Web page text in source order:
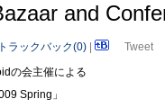
and
トラックバック(0)
Tweet
の会主催による
Spring」